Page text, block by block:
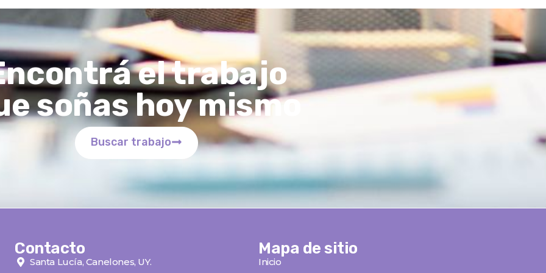
el trabajo
soñas hoy mismo
Buscar trabajo
Contacto
Santa Lucía, Canelones, UY.
Mapa de sitio
Inicio